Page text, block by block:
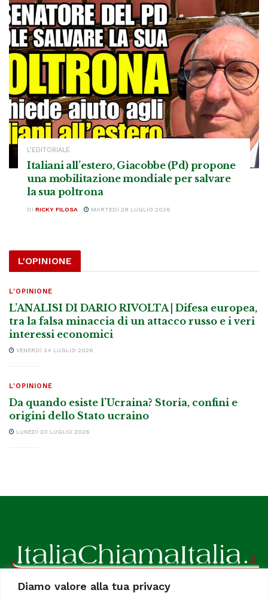
Diamo valore alla tua privacy
L’EDITORIALE
Italiani all’estero, Giacobbe (Pd) propone
una mobilitazione mondiale per salvare
la sua poltrona
DI RICKY FILOSA MARTEDÌ 28 LUGLIO 2026
L'OPINIONE
L'OPINIONE
L’ANALISI DI DARIO RIVOLTA | Difesa europea,
tra la falsa minaccia di un attacco russo e i veri
interessi economici
VENERDÌ 24 LUGLIO 2026
L'OPINIONE
Da quando esiste l’Ucraina? Storia, confini e
origini dello Stato ucraino
LUNEDÌ 20 LUGLIO 2026